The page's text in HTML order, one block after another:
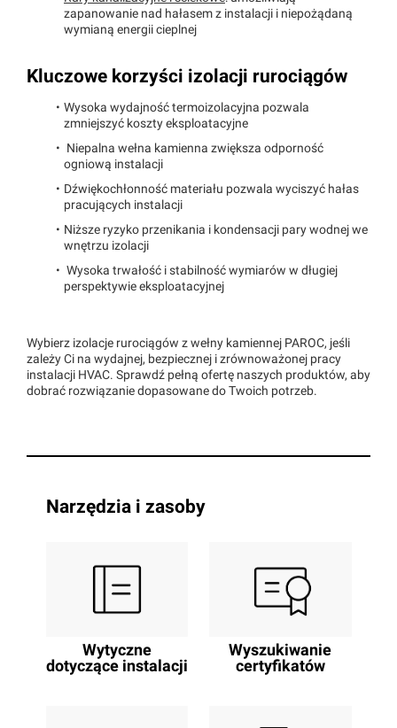
zapanowanie nad hałasem z instalacji i niepożądaną
wymianą energii cieplnej
Kluczowe korzyści izolacji rurociągów
Wysoka wydajność termoizolacyjna pozwala
zmniejszyć koszty eksploatacyjne
Niepalna wełna kamienna zwiększa odporność
ogniową instalacji
Dźwiękochłonność materiału pozwala wyciszyć hałas
pracujących instalacji
Niższe ryzyko przenikania i kondensacji pary wodnej we
wnętrzu izolacji
Wysoka trwałość i stabilność wymiarów w długiej
perspektywie eksploatacyjnej
Wybierz izolacje rurociągów z wełny kamiennej PAROC, jeśli
zależy Ci na wydajnej, bezpiecznej i zrównoważonej pracy
instalacji HVAC. Sprawdź pełną ofertę naszych produktów, aby
dobrać rozwiązanie dopasowane do Twoich potrzeb.
Narzędzia i zasoby
Wytyczne
dotyczące instalacji
Wyszukiwanie
certyfikatów